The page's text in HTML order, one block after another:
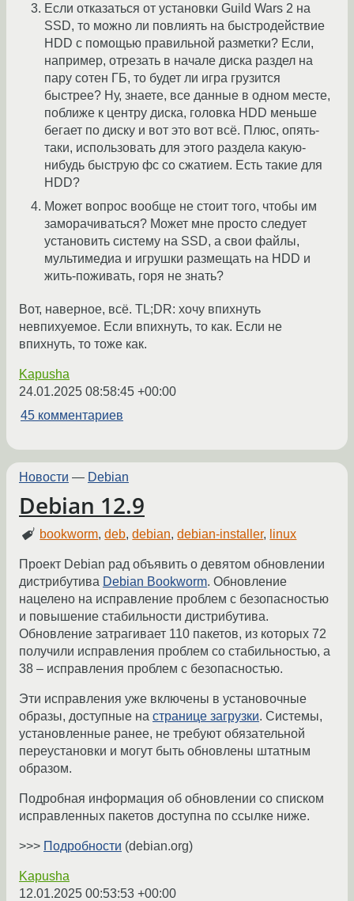
Если отказаться от установки Guild Wars 2 на
SSD, то можно ли повлиять на быстродействие
HDD с помощью правильной разметки? Если,
например, отрезать в начале диска раздел на
пару сотен ГБ, то будет ли игра грузится
быстрее? Ну, знаете, все данные в одном месте,
поближе к центру диска, головка HDD меньше
бегает по диску и вот это вот всё. Плюс, опять-
таки, использовать для этого раздела какую-
нибудь быструю фс со сжатием. Есть такие для
HDD?
Может вопрос вообще не стоит того, чтобы им
заморачиваться? Может мне просто следует
установить систему на SSD, а свои файлы,
мультимедиа и игрушки размещать на HDD и
жить-поживать, горя не знать?
Вот, наверное, всё. TL;DR: хочу впихнуть
невпихуемое. Если впихнуть, то как. Если не
впихнуть, то тоже как.
Kapusha
24.01.2025 08:58:45 +00:00
45 комментариев
Новости — Debian
Debian 12.9
bookworm,deb,debian,debian-installer, linux
Проект Debian рад объявить о девятом обновлении
дистрибутива Debian Bookworm. Обновление
нацелено на исправление проблем с безопасностью
и повышение стабильности дистрибутива.
Обновление затрагивает 110 пакетов, из которых 72
получили исправления проблем со стабильностью, а
38 – исправления проблем с безопасностью.
Эти исправления уже включены в установочные
образы, доступные на странице загрузки. Системы,
установленные ранее, не требуют обязательной
переустановки и могут быть обновлены штатным
образом.
Подробная информация об обновлении со списком
исправленных пакетов доступна по ссылке ниже.
>>> Подробности (debian.org)
Kapusha
12.01.2025 00:53:53 +00:00